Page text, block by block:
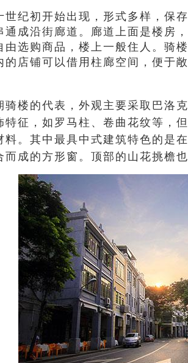
世纪初开始出现，形式多样，保
通成沿街廊道。廊道上面是楼房
由选购商品，楼上一般住人。骑
的店铺可以借用柱廊空间，便于
骑楼的代表，外观主要采取巴洛
特征，如罗马柱、卷曲花纹等，
料。其中最具中式建筑特色的是
而成的方形窗。顶部的山花挑檐